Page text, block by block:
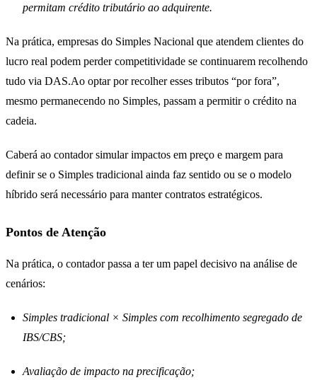
permitam crédito tributário ao adquirente.
Na prática, empresas do Simples Nacional que atendem clientes do
lucro real podem perder competitividade se continuarem recolhendo
tudo via DAS.Ao optar por recolher esses tributos “por fora”,
mesmo permanecendo no Simples, passam a permitir o crédito na
cadeia.
Caberá ao contador simular impactos em preço e margem para
definir se o Simples tradicional ainda faz sentido ou se o modelo
híbrido será necessário para manter contratos estratégicos.
Pontos de Atenção
Na prática, o contador passa a ter um papel decisivo na análise de
cenários:
Simples tradicional × Simples com recolhimento segregado de
IBS/CBS;
Avaliação de impacto na precificação;